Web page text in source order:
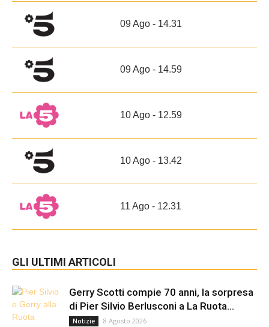
09 Ago - 14.31
09 Ago - 14.59
10 Ago - 12.59
10 Ago - 13.42
11 Ago - 12.31
GLI ULTIMI ARTICOLI
Gerry Scotti compie 70 anni, la sorpresa
di Pier Silvio Berlusconi a La Ruota...
Notizie 8 Agosto 2026